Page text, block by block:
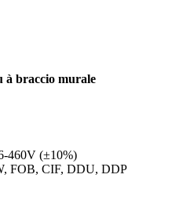
à braccio murale
460V (±10%)
FOB, CIF, DDU, DDP